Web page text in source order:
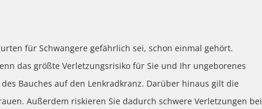
für Schwangere gefährlich sei, schon einmal gehört.
das größte Verletzungsrisiko für Sie und Ihr ungeborenes
Bauches auf den Lenkradkranz. Darüber hinaus gilt die
Außerdem riskieren Sie dadurch schwere Verletzungen bei